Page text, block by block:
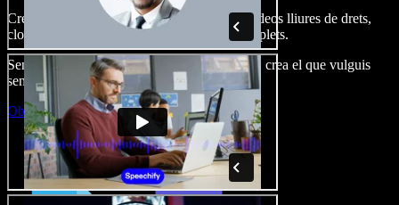
Crea dobl. de veu, afegeix imatges, àudio, vídeos lliures de drets,
clona veus i munta projectes multimèdia complets.
Sense corba d’aprenentatge, tot al navegador: crea el que vulguis
sense els límits de sempre.
Obre l'Studio